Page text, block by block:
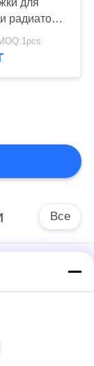
215
154
для
радиатора
Все